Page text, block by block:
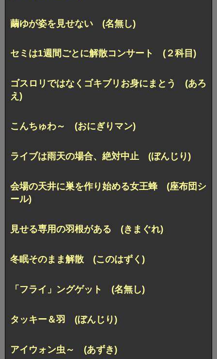
繭ゆが姿を見せない (名無し)
セミは1週間ごとに解散コンサート (２科目)
ゴスロリではなくゴキブリお身にまとう (あろ
え)
こんちゅわ～ (おにぎりマン)
ライブは雨天の場合、絶対中止 (ぼんじり)
会場の天井に巣を作り始める女王蜂 (座布団シ
ール)
見せる専用の羽根がある (きまぐれ)
冬眠そのまま解散 (このはずく)
「フライ」ングゲット (名無し)
タッキー＆羽 (ぼんじり)
アイウォン虫～ (あずき)